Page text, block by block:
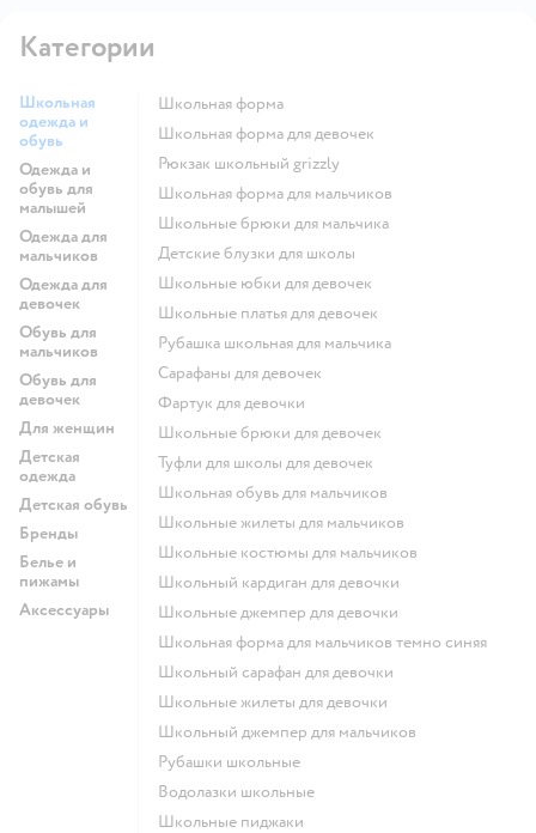
Категории
Школьная
одежда и
обувь
Одежда и
обувь для
малышей
Одежда для
мальчиков
Одежда для
девочек
Обувь для
мальчиков
Обувь для
девочек
Для женщин
Детская
одежда
Детская обувь
Бренды
Белье и
пижамы
Аксессуары
Школьная форма
Школьная форма для девочек
Рюкзак школьный grizzly
Школьная форма для мальчиков
Школьные брюки для мальчика
Детские блузки для школы
Школьные юбки для девочек
Школьные платья для девочек
Рубашка школьная для мальчика
Сарафаны для девочек
Фартук для девочки
Школьные брюки для девочек
Туфли для школы для девочек
Школьная обувь для мальчиков
Школьные жилеты для мальчиков
Школьные костюмы для мальчиков
Школьный кардиган для девочки
Школьные джемпер для девочки
Школьная форма для мальчиков темно синяя
Школьный сарафан для девочки
Школьные жилеты для девочки
Школьный джемпер для мальчиков
Рубашки школьные
Водолазки школьные
Школьные пиджаки